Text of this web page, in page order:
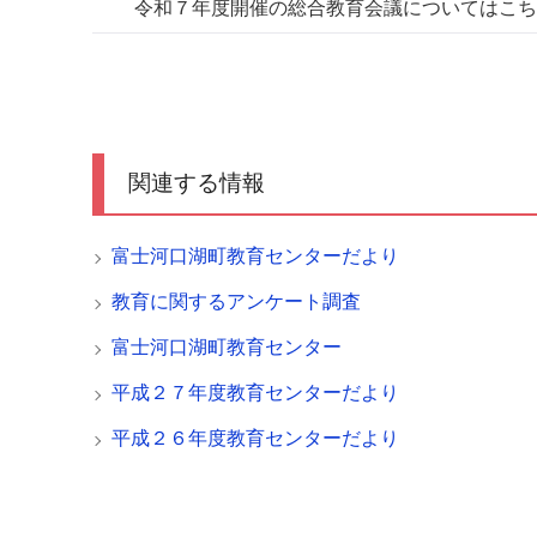
令和７年度開催の総合教育会議についてはこ
関連する情報
富士河口湖町教育センターだより
教育に関するアンケート調査
富士河口湖町教育センター
平成２７年度教育センターだより
平成２６年度教育センターだより